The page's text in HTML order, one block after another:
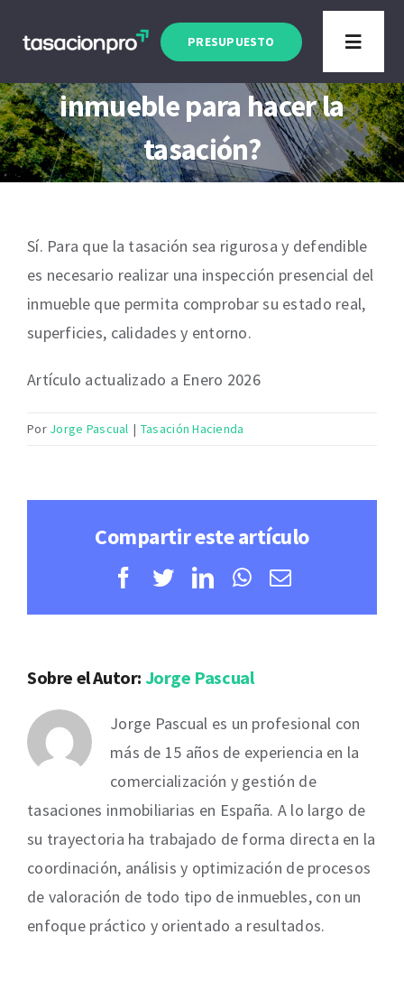
Toggle
Tipo de Inmueble
Finalidad
PRESUPUESTO
¿Necesito visitar el
inmueble para hacer la
tasación?
Sí. Para que la tasación sea rigurosa y defendible
es necesario realizar una inspección presencial del
inmueble que permita comprobar su estado real,
superficies, calidades y entorno.
Artículo actualizado a Enero 2026
Por Jorge Pascual | Tasación Hacienda
Compartir este artículo
Facebook
TwitterLinkedInWhatsApp
Correo
Sobre el Autor: Jorge Pascual
Jorge Pascual es un profesional con
más de 15 años de experiencia en la
comercialización y gestión de
tasaciones inmobiliarias en España. A lo largo de
su trayectoria ha trabajado de forma directa en la
coordinación, análisis y optimización de procesos
de valoración de todo tipo de inmuebles, con un
enfoque práctico y orientado a resultados.